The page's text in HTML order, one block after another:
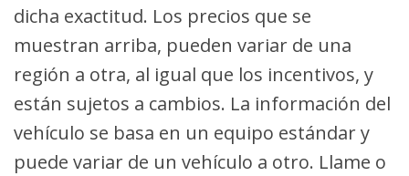
dicha exactitud. Los precios que se
muestran arriba, pueden variar de una
región a otra, al igual que los incentivos, y
están sujetos a cambios. La información del
vehículo se basa en un equipo estándar y
puede variar de un vehículo a otro. Llame o